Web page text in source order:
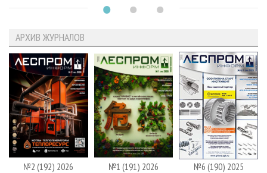
АРХИВ ЖУРНАЛОВ
№2 (192) 2026 №1 (191) 2026 №6 (190) 2025